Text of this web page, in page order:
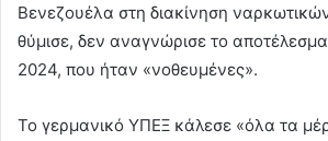
Βενεζουέλα στη διακίνηση
θύμισε, δεν αναγνώρισε το
2024, που ήταν «νοθευμένες».
Το γερμανικό ΥΠΕΞ κάλεσε «όλα τα